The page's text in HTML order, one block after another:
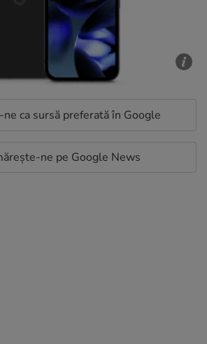
ca sursă preferată în Google
ne pe Google News